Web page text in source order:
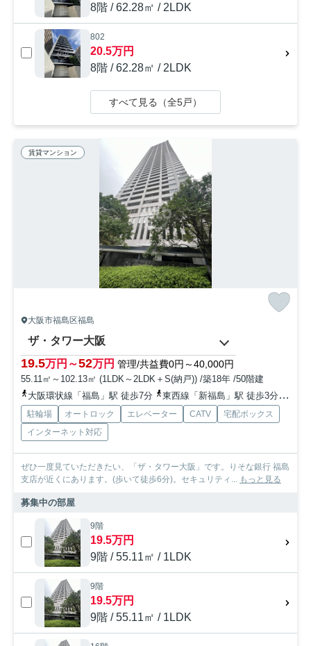
8階 / 62.28㎡ / 2LDK
802
20.5万円
8階 / 62.28㎡ / 2LDK
すべて見る（全5戸）
賃貸マンション
大阪市福島区福島
ザ・タワー大阪
19.5万円～52万円 管理/共益費0円～40,000円
55.11㎡～102.13㎡ (1LDK～2LDK＋S(納戸)) /築18年 /50階建
大阪環状線「福島」駅 徒歩7分
東西線「新福島」駅 徒歩3分
駐輪場 オートロック エレベーター CATV
宅配ボックス
インターネット対応
ぜひ一度見ていただきたい、「ザ・タワー大阪」です。りそな銀行 福島
支店が近くにあります。(歩いて徒歩6分)。セキュリティ... もっと見る
募集中の部屋
9階
19.5万円
9階 / 55.11㎡ / 1LDK
9階
19.5万円
9階 / 55.11㎡ / 1LDK